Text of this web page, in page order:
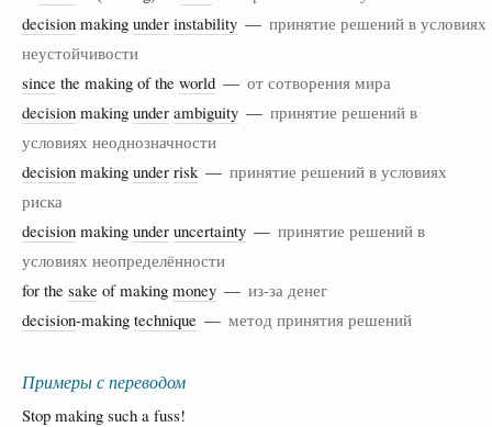
decision making under instability — принятие решений в условиях
неустойчивости
since the making of the world — от сотворения мира
decision making under ambiguity — принятие решений в
условиях неоднозначности
decision making under risk — принятие решений в условиях
риска
decision making under uncertainty — принятие решений в
условиях неопределённости
for the sake of making money — из-за денег
decision-making technique — метод принятия решений
Примеры с переводом
Stop making such a fuss!